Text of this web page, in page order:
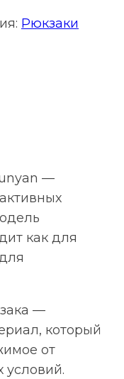
Рюкзаки
—
как для
—
который
от
условий.